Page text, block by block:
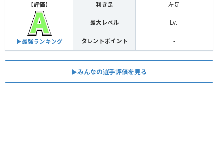
【評価】
▶︎最強ランキング
利き足 左足
最大レベル Lv.-
タレントポイント -
▶︎みんなの選手評価を見る